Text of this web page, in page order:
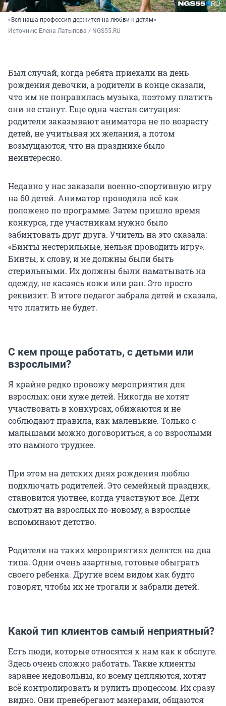
«Вся наша профессия держится на любви к детям»
Источник: Елена Латыпова / NGS55.RU
Был случай, когда ребята приехали на день
рождения девочки, а родители в конце сказали,
что им не понравилась музыка, поэтому платить
они не станут. Еще одна частая ситуация:
родители заказывают аниматора не по возрасту
детей, не учитывая их желания, а потом
возмущаются, что на празднике было
неинтересно.
Недавно у нас заказали военно-спортивную игру
на 60 детей. Аниматор проводила всё как
положено по программе. Затем пришло время
конкурса, где участникам нужно было
забинтовать друг друга. Учитель на это сказала:
«Бинты нестерильные, нельзя проводить игру».
Бинты, к слову, и не должны были быть
стерильными. Их должны были наматывать на
одежду, не касаясь кожи или ран. Это просто
реквизит. В итоге педагог забрала детей и сказала,
что платить не будет.
С кем проще работать, с детьми или
взрослыми?
Я крайне редко провожу мероприятия для
взрослых: они хуже детей. Никогда не хотят
участвовать в конкурсах, обижаются и не
соблюдают правила, как маленькие. Только с
малышами можно договориться, а со взрослыми
это намного труднее.
При этом на детских днях рождения люблю
подключать родителей. Это семейный праздник,
становится уютнее, когда участвуют все. Дети
смотрят на взрослых по-новому, а взрослые
вспоминают детство.
Родители на таких мероприятиях делятся на два
типа. Одни очень азартные, готовые обыграть
своего ребенка. Другие всем видом как будто
говорят, чтобы их не трогали и забрали детей.
Какой тип клиентов самый неприятный?
Есть люди, которые относятся к нам как к обслуге.
Здесь очень сложно работать. Такие клиенты
заранее недовольны, ко всему цепляются, хотят
всё контролировать и рулить процессом. Их сразу
видно. Они пренебрегают манерами, общаются